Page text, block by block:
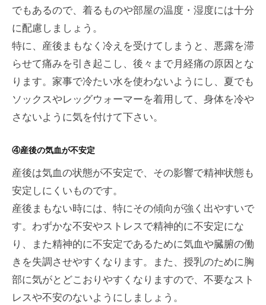
でもあるので、着るものや部屋の温度・湿度には十分
に配慮しましょう。
特に、産後まもなく冷えを受けてしまうと、悪露を滞
らせて痛みを引き起こし、後々まで月経痛の原因とな
ります。家事で冷たい水を使わないようにし、夏でも
ソックスやレッグウォーマーを着用して、身体を冷や
さないように気を付けて下さい。
④産後の気血が不安定
産後は気血の状態が不安定で、その影響で精神状態も
安定しにくいものです。
産後まもない時には、特にその傾向が強く出やすいで
す。わずかな不安やストレスで精神的に不安定にな
り、また精神的に不安定であるために気血や臓腑の働
きを失調させやすくなります。また、授乳のために胸
部に気がとどこおりやすくなりますので、不要なスト
レスや不安のないようにしましょう。